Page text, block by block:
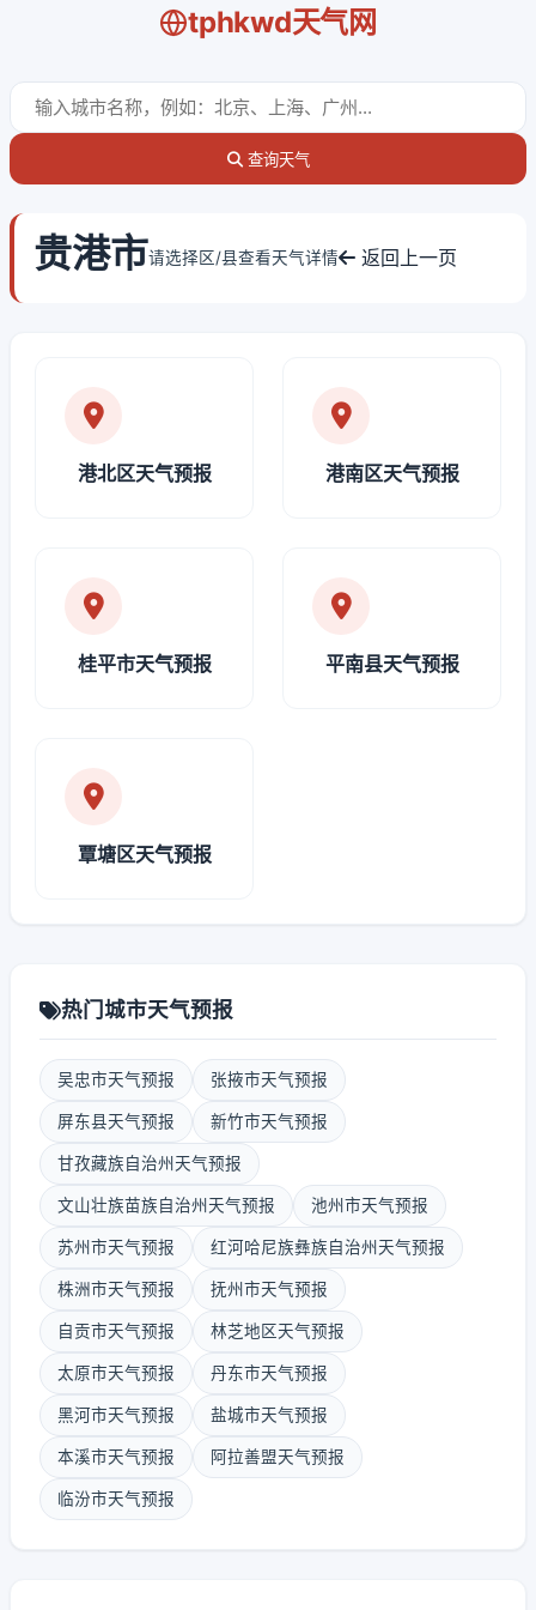
tphkwd天气网
查询天气
贵港市请选择区/县查看天气详情 返回上一页
港北区天气预报 港南区天气预报
桂平市天气预报 平南县天气预报
覃塘区天气预报
热门城市天气预报
吴忠市天气预报 张掖市天气预报
屏东县天气预报 新竹市天气预报
甘孜藏族自治州天气预报
文山壮族苗族自治州天气预报 池州市天气预报
苏州市天气预报 红河哈尼族彝族自治州天气预报
株洲市天气预报 抚州市天气预报
自贡市天气预报 林芝地区天气预报
太原市天气预报 丹东市天气预报
黑河市天气预报 盐城市天气预报
本溪市天气预报 阿拉善盟天气预报
临汾市天气预报